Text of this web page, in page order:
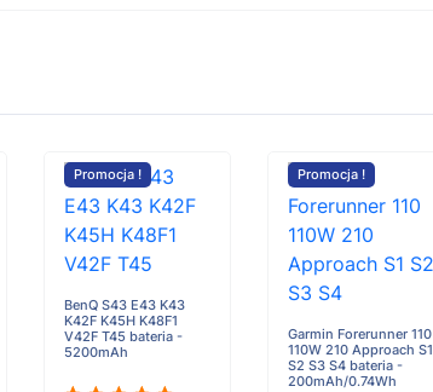
Promocja !
BenQ S43 E43 K43
K42F K45H K48F1
V42F T45 bateria -
5200mAh
Promocja !
Garmin Forerunner 110
110W 210 Approach S1
S2 S3 S4 bateria -
200mAh/0.74Wh